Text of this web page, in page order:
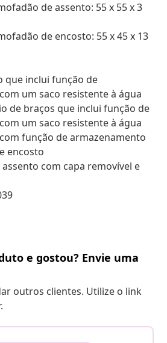
de assento: 55 x 55 x 3
de encosto: 55 x 45 x 13
que inclui função de
um saco resistente à água
de braços que inclui função de
um saco resistente à água
função de armazenamento
encosto
com capa removível e
e gostou? Envie uma
outros clientes. Utilize o link